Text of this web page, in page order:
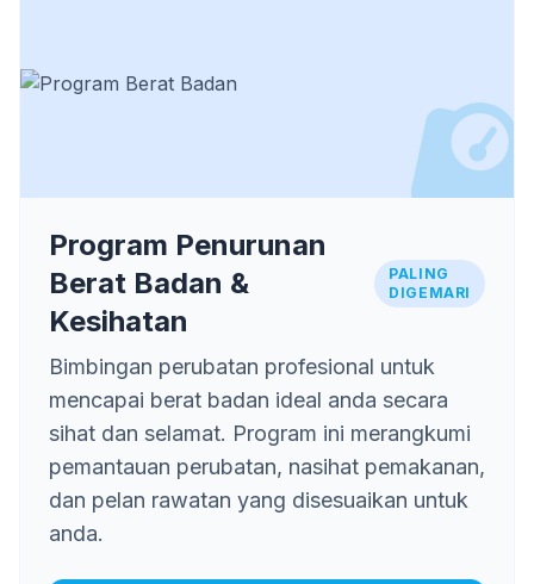
Program Penurunan
Berat Badan &
Kesihatan
PALING
DIGEMARI
Bimbingan perubatan profesional untuk
mencapai berat badan ideal anda secara
sihat dan selamat. Program ini merangkumi
pemantauan perubatan, nasihat pemakanan,
dan pelan rawatan yang disesuaikan untuk
anda.